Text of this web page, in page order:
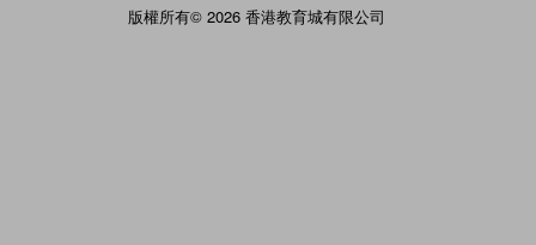
版權所有© 2026 香港教育城有限公司